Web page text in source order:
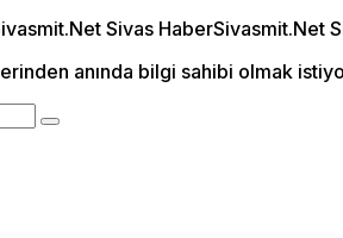
anında bilgi sahibi olmak